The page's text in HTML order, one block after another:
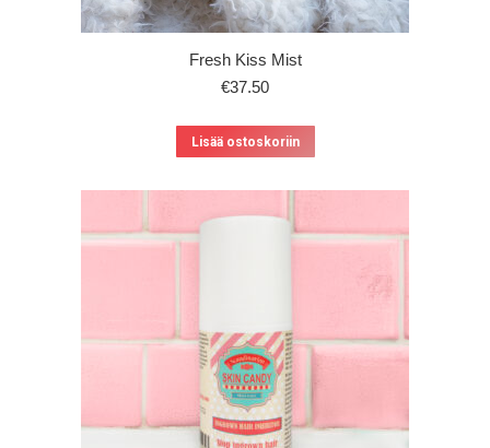
Fresh Kiss Mist
€37.50
Lisää ostoskoriin